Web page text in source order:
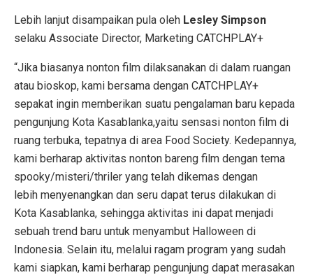
Lebih lanjut disampaikan pula oleh Lesley Simpson
selaku Associate Director, Marketing CATCHPLAY+
“Jika biasanya nonton film dilaksanakan di dalam ruangan
atau bioskop, kami bersama dengan CATCHPLAY+
sepakat ingin memberikan suatu pengalaman baru kepada
pengunjung Kota Kasablanka,yaitu sensasi nonton film di
ruang terbuka, tepatnya di area Food Society. Kedepannya,
kami berharap aktivitas nonton bareng film dengan tema
spooky/misteri/thriler yang telah dikemas dengan
lebih menyenangkan dan seru dapat terus dilakukan di
Kota Kasablanka, sehingga aktivitas ini dapat menjadi
sebuah trend baru untuk menyambut Halloween di
Indonesia. Selain itu, melalui ragam program yang sudah
kami siapkan, kami berharap pengunjung dapat merasakan